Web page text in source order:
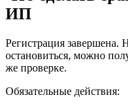
ИП
Регистрация завершена.
остановиться, можно
же проверке.
Обязательные действия: